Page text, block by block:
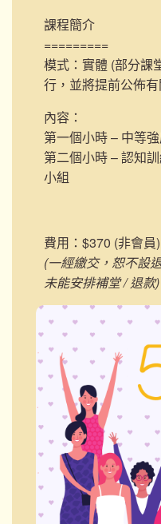
課程簡介
=========
模式：實體 (部分課
行，並將提前公佈
內容：
第一個小時 – 中等
第二個小時 – 認知
小組
費用：$370 (非會員
(一經繳交，恕不設
未能安排補堂 / 退款)